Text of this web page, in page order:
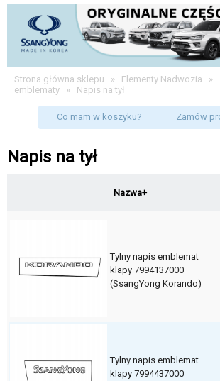
Strona główna sklepu » Elementy Nadwozia »
emblematy » Napis na tył
Co mam w koszyku? Zamów
Napis na tył
Nazwa+
Tylny napis emblemat
klapy 7994137000
(SsangYong Korando)
Tylny napis emblemat
klapy 7994437000